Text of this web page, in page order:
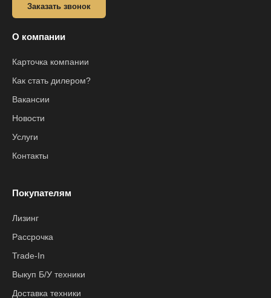
Заказать звонок
О компании
Карточка компании
Как стать дилером?
Вакансии
Новости
Услуги
Контакты
Покупателям
Лизинг
Рассрочка
Trade-In
Выкуп Б/У техники
Доставка техники